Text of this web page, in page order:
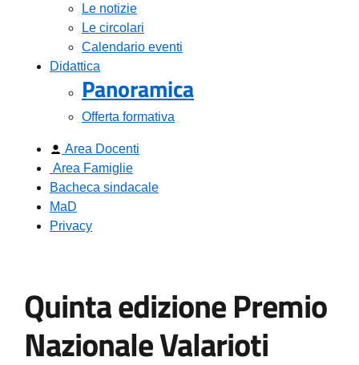
Le notizie
Le circolari
Calendario eventi
Didattica
Panoramica
Offerta formativa
Area Docenti
Area Famiglie
Bacheca sindacale
MaD
Privacy
Quinta edizione Premio
Nazionale Valarioti